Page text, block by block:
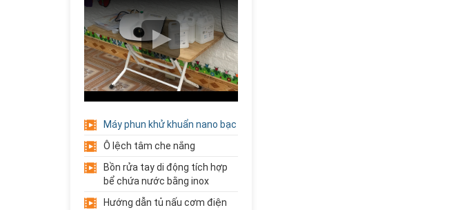
Chậu Rửa Inox
Công Nghiệp 3...
Giá: Liên hệ
Giá: Liên hệ
Xe Đẩy Inox 2
Tầng
Máy phun khử khuẩn nano bạc
Ô lệch tâm che nắng
Bồn rửa tay di động tích hợp
bể chứa nước bằng inox
Hướng dẫn tủ nấu cơm điện